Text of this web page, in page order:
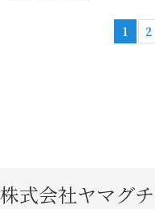
1 2
株式会社ヤマグ